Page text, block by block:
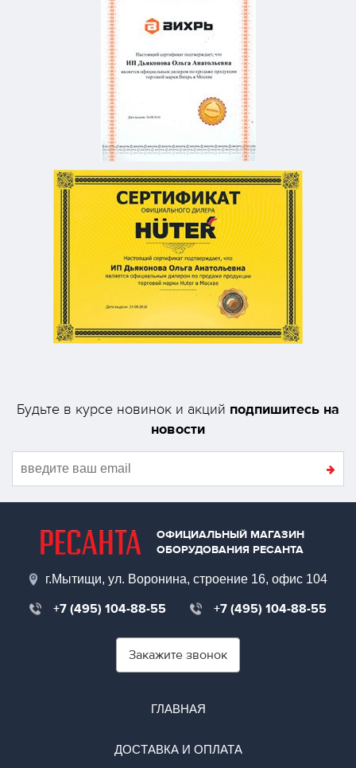
Будьте в курсе новинок и акций подпишитесь на
новости
ОФИЦИАЛЬНЫЙ МАГАЗИН
ОБОРУДОВАНИЯ РЕСАНТА
г.Мытищи, ул. Воронина, строение 16, офис 104
+7 (495) 104-88-55 +7 (495) 104-88-55
Закажите звонок
ГЛАВНАЯ
ДОСТАВКА И ОПЛАТА